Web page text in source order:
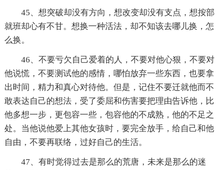
45、想突破却没有方向，想改变却没有支点，想按部
就班却心有不甘。想换一种活法，却不知该去哪儿换，怎
么换。
46、不要亏欠自己爱着的人，不要对他心狠，不要对
他说慌，不要测试他的感情，哪怕放弃一些东西，也要拿
出时间，精力和真心对待他。但是，记住不要迁就他而不
敢表达自己的想法，受了委屈和伤害要把理由告诉他，比
他多想一步，更包容一些，包容他的不成熟，他的不足之
处。当他说他爱上其他女孩时，要完全放手，给自己和他
自由，不要再联络，过好自己的生活。
47、有时觉得过去是那么的荒唐，未来是那么的迷